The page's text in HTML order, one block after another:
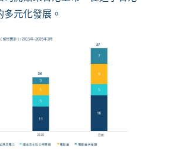
元化發展。